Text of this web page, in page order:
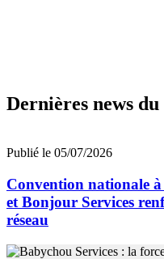
Dernières news du
Publié le 05/07/2026
Convention nationale
et Bonjour Services
réseau